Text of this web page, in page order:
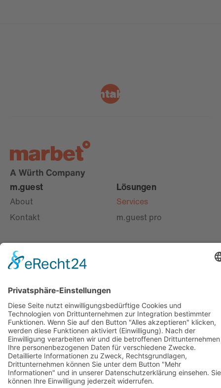
Kontakt
m.guest
About
Kontakt
Lösungen
Services
m.guest pro
Entdecken
m.next
m.away
AGB
Social
ImprintPrivacyCookies Gender Disclaimer